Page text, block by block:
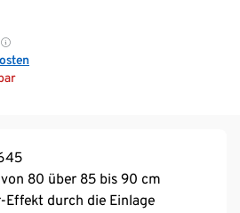
80 über 85 bis 90 cm
Effekt durch die Einlage